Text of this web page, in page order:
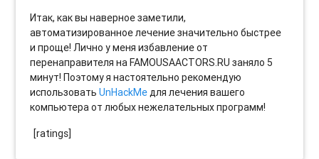
Итак, как вы наверное заметили,
автоматизированное лечение значительно быстрее
и проще! Лично у меня избавление от
перенаправителя на FAMOUSAACTORS.RU заняло 5
минут! Поэтому я настоятельно рекомендую
использоватьUnHackMeдля лечения вашего
компьютера от любых нежелательных программ!
[ratings]